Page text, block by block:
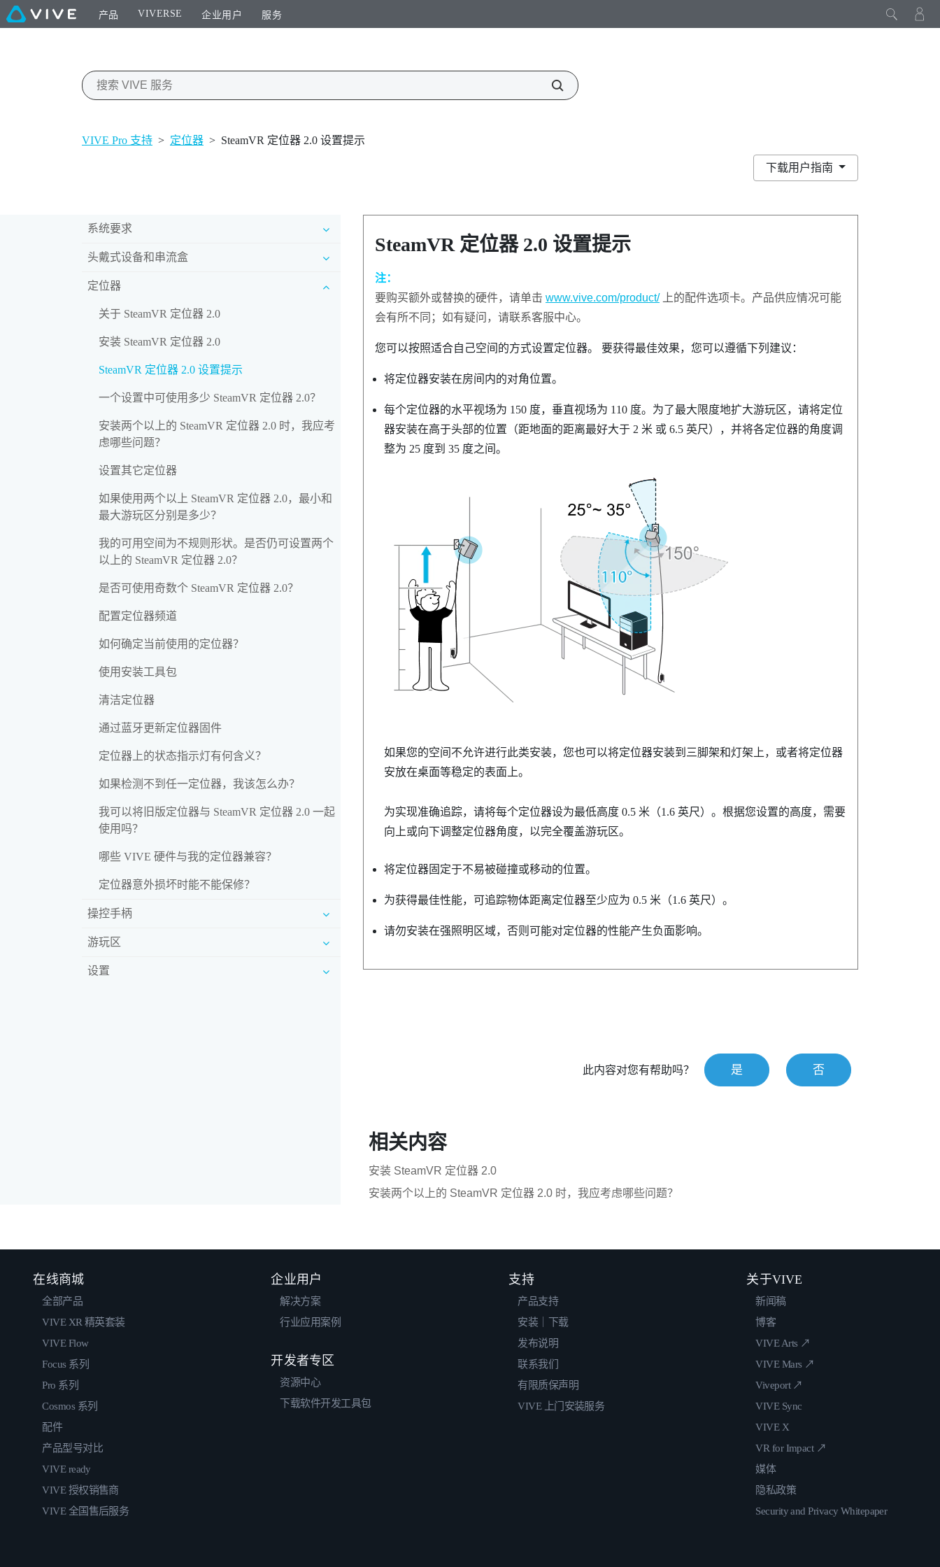
产品 VIVERSE 企业用户 服务
VIVE Pro 支持 > 定位器 > SteamVR 定位器 2.0 设置提示
下载用户指南
系统要求
头戴式设备和串流盒
定位器
关于 SteamVR 定位器 2.0
安装 SteamVR 定位器 2.0
SteamVR 定位器 2.0 设置提示
一个设置中可使用多少 SteamVR 定位器 2.0？
安装两个以上的 SteamVR 定位器 2.0 时，我应考
虑哪些问题？
设置其它定位器
如果使用两个以上 SteamVR 定位器 2.0，最小和
最大游玩区分别是多少？
我的可用空间为不规则形状。是否仍可设置两个
以上的 SteamVR 定位器 2.0？
是否可使用奇数个 SteamVR 定位器 2.0？
配置定位器频道
如何确定当前使用的定位器？
使用安装工具包
清洁定位器
通过蓝牙更新定位器固件
定位器上的状态指示灯有何含义？
如果检测不到任一定位器，我该怎么办？
我可以将旧版定位器与 SteamVR 定位器 2.0 一起
使用吗？
哪些 VIVE 硬件与我的定位器兼容？
定位器意外损坏时能不能保修？
操控手柄
游玩区
设置
SteamVR定位器 2.0 设置提示
注：
要购买额外或替换的硬件，请单击 www.vive.com/product/上的配件选项卡。产品供应情况可能
会有所不同；如有疑问，请联系客服中心。
您可以按照适合自己空间的方式设置定位器。 要获得最佳效果，您可以遵循下列建议：
将定位器安装在房间内的对角位置。
每个定位器的水平视场为 150 度，垂直视场为 110 度。为了最大限度地扩大游玩区，请将定位
器安装在高于头部的位置（距地面的距离最好大于 2 米 或 6.5 英尺），并将各定位器的角度调
整为 25 度到 35 度之间。
如果您的空间不允许进行此类安装，您也可以将定位器安装到三脚架和灯架上，或者将定位器
安放在桌面等稳定的表面上。
为实现准确追踪，请将每个定位器设为最低高度 0.5 米（1.6 英尺）。根据您设置的高度，需要
向上或向下调整定位器角度，以完全覆盖游玩区。
将定位器固定于不易被碰撞或移动的位置。
为获得最佳性能，可追踪物体距离定位器至少应为 0.5 米（1.6 英尺）。
请勿安装在强照明区域，否则可能对定位器的性能产生负面影响。
此内容对您有帮助吗？ 是 否
相关内容
安装 SteamVR 定位器 2.0
安装两个以上的 SteamVR 定位器 2.0 时，我应考虑哪些问题？
在线商城
全部产品
VIVE XR 精英套装
VIVE Flow
Focus 系列
Pro 系列
Cosmos 系列
配件
产品型号对比
VIVE ready
VIVE 授权销售商
VIVE 全国售后服务
企业用户
解决方案
行业应用案例
开发者专区
资源中心
下载软件开发工具包
支持
产品支持
安装｜下载
发布说明
联系我们
有限质保声明
VIVE 上门安装服务
关于VIVE
新闻稿
博客
VIVE Arts ↗
VIVE Mars ↗
Viveport ↗
VIVE Sync
VIVE X
VR for Impact ↗
媒体
隐私政策
Security and Privacy Whitepaper